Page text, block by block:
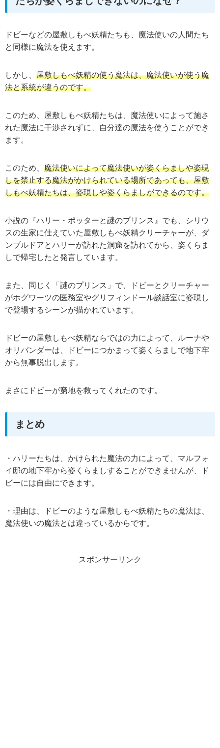
ドビーなどの屋敷しもべ妖精たちも、魔法使いの人間たち
と同様に魔法を使えます。
しかし、 屋敷しもべ妖精の使う魔法は、魔法使いが使う魔
法と系統が違うのです。
このため、屋敷しもべ妖精たちは、魔法使いによって施さ
れた魔法に干渉されずに、自分達の魔法を使うことができ
ます。
このため、 魔法使いによって魔法使いが姿くらましや姿現
しを禁止する魔法がかけられている場所であっても、屋敷
しもべ妖精たちは、姿現しや姿くらましができるのです。
小説の『ハリー・ポッターと謎のプリンス』でも、シリウ
スの生家に仕えていた屋敷しもべ妖精クリーチャーが、ダ
ンブルドアとハリーが訪れた洞窟を訪れてから、姿くらま
しで帰宅したと発言しています。
また、同じく「謎のプリンス」で、ドビーとクリーチャー
がホグワーツの医務室やグリフィンドール談話室に姿現し
で登場するシーンが描かれています。
ドビーの屋敷しもべ妖精ならではの力によって、ルーナや
オリバンダーは、ドビーにつかまって姿くらましで地下牢
から無事脱出します。
まさにドビーが窮地を救ってくれたのです。
まとめ
・ハリーたちは、かけられた魔法の力によって、マルフォ
イ邸の地下牢から姿くらましすることができませんが、ド
ビーには自由にできます。
・理由は、ドビーのような屋敷しもべ妖精たちの魔法は、
魔法使いの魔法とは違っているからです。
スポンサーリンク